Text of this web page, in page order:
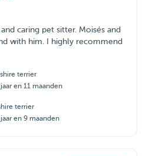
caring pet sitter. Moisés and
with him. I highly recommend
terrier
en 11 maanden
terrier
en 9 maanden